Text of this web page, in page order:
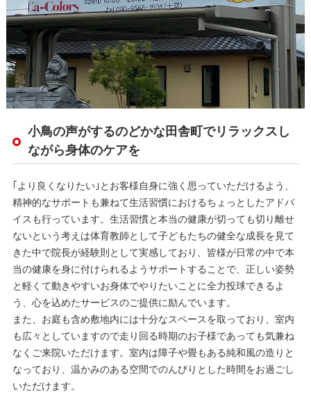
小鳥の声がするのどかな田舎町でリラックスし
ながら身体のケアを
｢より良くなりたい｣とお客様自身に強く思っていただけるよう、
精神的なサポートも兼ねて生活習慣におけるちょっとしたアドバ
イスも行っています。生活習慣と本当の健康が切っても切り離せ
ないという考えは体育教師として子どもたちの健全な成長を見て
きた中で院長が経験則として実感しており、皆様が日常の中で本
当の健康を身に付けられるようサポートすることで、正しい姿勢
と軽くて動きやすいお身体でやりたいことに全力投球できるよ
う、心を込めたサービスのご提供に励んでいます。
また、お庭も含め敷地内には十分なスペースを取っており、室内
も広々としていますので走り回る時期のお子様であっても気兼ね
なくご来院いただけます。室内は障子や畳もある純和風の造りと
なっており、温かみのある空間でのんびりとした時間をお過ごし
いただけます。